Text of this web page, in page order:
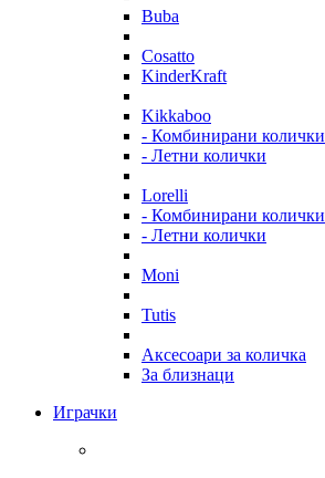
Buba
Cosatto
KinderKraft
Kikkaboo
- Комбинирани колички
- Летни колички
Lorelli
- Комбинирани колички
- Летни колички
Moni
Tutis
Аксесоари за количка
За близнаци
Играчки